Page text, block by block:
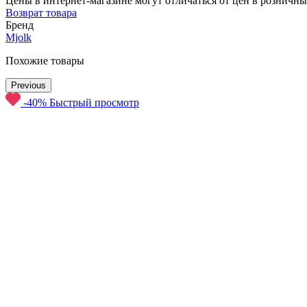
Возврат товара
Бренд
Mjolk
Похожие товары
Previous
-40% Быстрый просмотр